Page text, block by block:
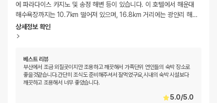
에 파라다이스 카지노 및 송정 해변 등이 있습니다. 이 호텔에서 해운대
해수욕장까지는 10.7km 떨어져 있으며, 16.8km 거리에는 광안리 해…
상세정보 확인
베스트 리뷰
부산에서 조금 외질곳이지만 조용하고 깨끗해서 가족단위 연인들의 숙박 장소로
좋을것같습니다.간단히 조식도 준비해주셔서 잘먹었구요,시내의 숙박 시설보다
깨끗하고 조용해서 너무 좋았습니다.
5.0/5.0